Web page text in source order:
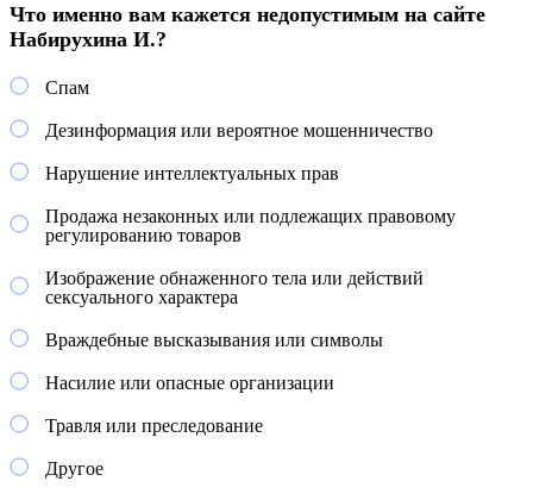
Что именно вам кажется недопустимым на сайте
Набирухина И.?
Спам
Дезинформация или вероятное мошенничество
Нарушение интеллектуальных прав
Продажа незаконных или подлежащих правовому
регулированию товаров
Изображение обнаженного тела или действий
сексуального характера
Враждебные высказывания или символы
Насилие или опасные организации
Травля или преследование
Другое